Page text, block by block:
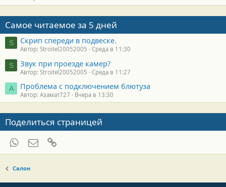
Самое читаемое за 5 дней
S Скрип спереди в подвеске.
Автор: Stroitel20052005 Среда в 11:30
S Звук при проезде камер?
Автор: Stroitel20052005 Среда в 11:27
А Проблема с подключением блютуза
Автор: Азамат727 Вчера в 13:30
Поделиться страницей
WhatsAppЭлектронная почта
Салон